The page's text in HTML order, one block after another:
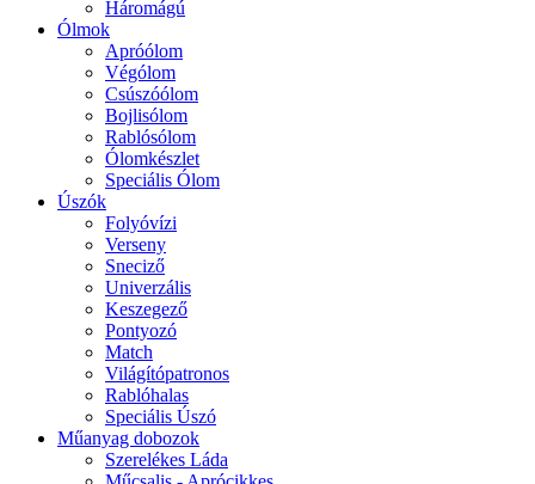
Háromágú
Ólmok
Apróólom
Végólom
Csúszóólom
Bojlisólom
Rablósólom
Ólomkészlet
Speciális Ólom
Úszók
Folyóvízi
Verseny
Sneciző
Univerzális
Keszegező
Pontyozó
Match
Világítópatronos
Rablóhalas
Speciális Úszó
Műanyag dobozok
Szerelékes Láda